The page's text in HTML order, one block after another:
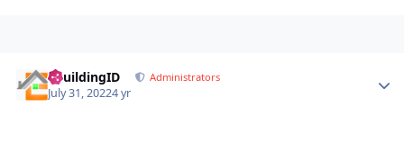
eBuildingID Administrators
July 31, 20224 yr